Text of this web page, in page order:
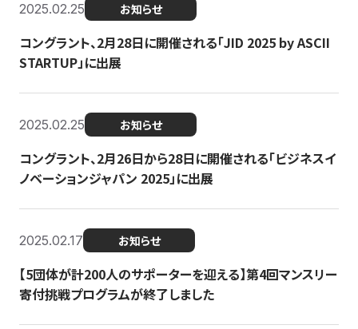
2025.02.25 お知らせ
コングラント、2月28日に開催される「JID 2025 by ASCII
STARTUP」に出展
2025.02.25 お知らせ
コングラント、2月26日から28日に開催される「ビジネスイ
ノベーションジャパン 2025」に出展
2025.02.17 お知らせ
【5団体が計200人のサポーターを迎える】​​第4回マンスリー
寄付挑戦プログラムが終了しました